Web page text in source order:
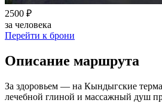
2500 ₽
за человека
Перейти к брони
Описание маршрута
За здоровьем — на Кындыгские
лечебной глиной и массажный душ